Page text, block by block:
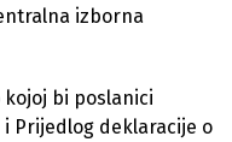
izborna
kojoj bi poslanici
Prijedlog deklaracije o